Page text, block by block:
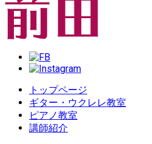
トップページ
ギター・ウクレレ教室
ピアノ教室
講師紹介